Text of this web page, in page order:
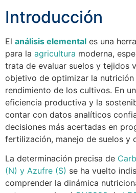
Introducción
El análisis elemental es una
para la agricultura moderna,
trata de evaluar suelos y tejidos
objetivo de optimizar la nutrición
rendimiento de los cultivos. En
eficiencia productiva y la
contar con datos analíticos
decisiones más acertadas en
fertilización, manejo de suelos y
La determinación precisa de
(N) y Azufre (S) se ha vuelto
comprender la dinámica